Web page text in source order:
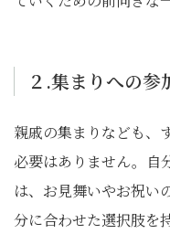
２.集まりへの
親戚の集まりなども、
必要はありません。自
は、お見舞いやお祝い
分に合わせた選択肢を